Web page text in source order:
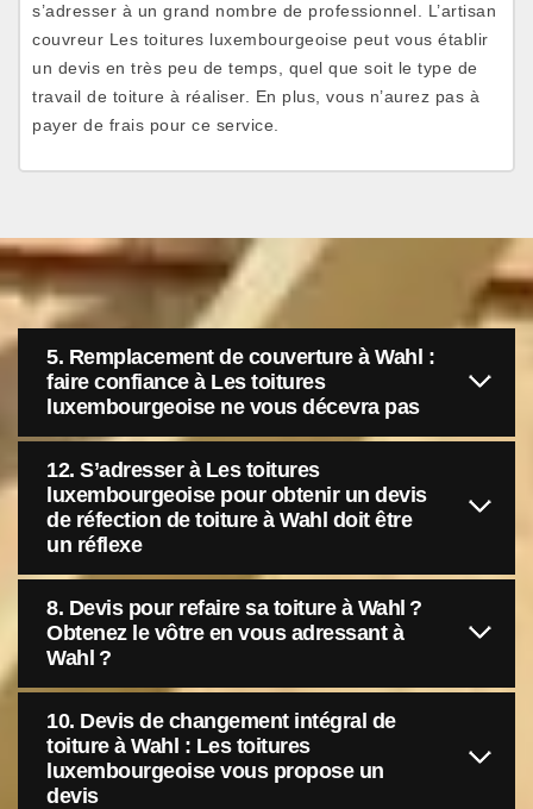
s’adresser à un grand nombre de professionnel. L’artisan
couvreur Les toitures luxembourgeoise peut vous établir
un devis en très peu de temps, quel que soit le type de
travail de toiture à réaliser. En plus, vous n’aurez pas à
payer de frais pour ce service.
5. Remplacement de couverture à Wahl :
faire confiance à Les toitures
luxembourgeoise ne vous décevra pas
12. S’adresser à Les toitures
luxembourgeoise pour obtenir un devis
de réfection de toiture à Wahl doit être
un réflexe
8. Devis pour refaire sa toiture à Wahl ?
Obtenez le vôtre en vous adressant à
Wahl ?
10. Devis de changement intégral de
toiture à Wahl : Les toitures
luxembourgeoise vous propose un
devis